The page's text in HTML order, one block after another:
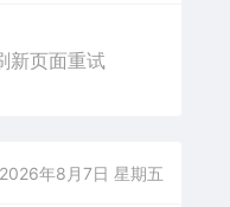
新页面重试
2026年8月7日 星期五